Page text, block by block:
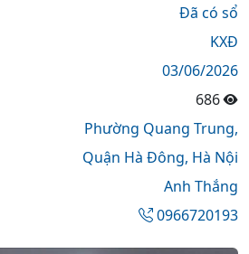
Đã có sổ
KXĐ
03/06/2026
686
Phường Quang Trung,
Quận Hà Đông, Hà Nội
Anh Thắng
0966720193